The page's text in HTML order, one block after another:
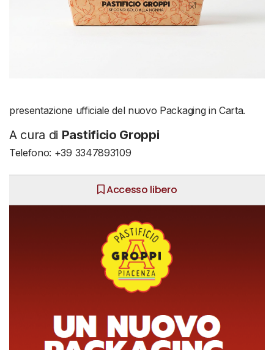
presentazione ufficiale del nuovo Packaging in Carta.
A cura di Pastificio Groppi
Telefono: +39 3347893109
Accesso libero